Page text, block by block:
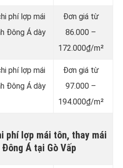
phí lợp mái
Đông Á dày
Đơn giá từ
86.000 –
172.000₫/m²
phí lợp mái
Đông Á dày
Đơn giá từ
97.000 –
194.000₫/m²
phí lợp mái tôn, thay mái
Á tại Gò Vấp